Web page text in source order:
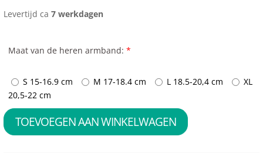
Levertijd ca 7 werkdagen
Maat van de heren armband:*
S 15-16.9 cm M 17-18.4 cm L 18.5-20,4 cm
XL
20,5-22 cm
TOEVOEGEN AAN WINKELWAGEN